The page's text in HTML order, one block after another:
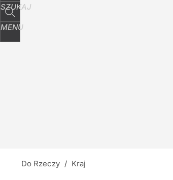
SZUKAJ
MENU
Do Rzeczy / Kraj